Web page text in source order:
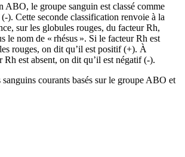
ABO, le groupe sanguin est classé comme
). Cette seconde classification renvoie à la
sur les globules rouges, du facteur Rh,
le nom de « rhésus ». Si le facteur Rh est
rouges, on dit qu’il est positif (+). À
Rh est absent, on dit qu’il est négatif (-).
courants basés sur le groupe ABO et